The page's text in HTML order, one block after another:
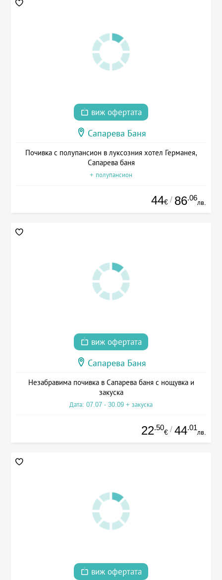
виж офертата
Сапарева Баня
Почивка с полупансион в луксозния хотел Германея,
Сапарева баня
+ полупансион
44€ / 86.06
лв.
виж офертата
Сапарева Баня
Незабравима почивка в Сапарева баня с нощувка и
закуска
Дата: 07.07 - 30.09 + закуска
22.50
€ / 44.01
лв.
виж офертата